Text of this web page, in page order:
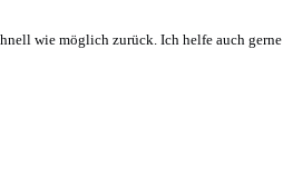
wie möglich zurück. Ich helfe auch gerne